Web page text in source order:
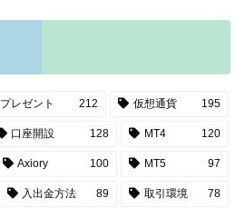
プレゼント 212 仮想通貨 195
口座開設 128 MT4 120
Axiory 100 MT5 97
入出金方法 89 取引環境 78